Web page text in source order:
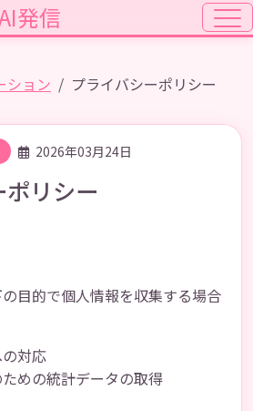
発信
ション プライバシーポリシー
2026年03月24日
リシー
目的で個人情報を収集する場合
対応
めの統計データの取得